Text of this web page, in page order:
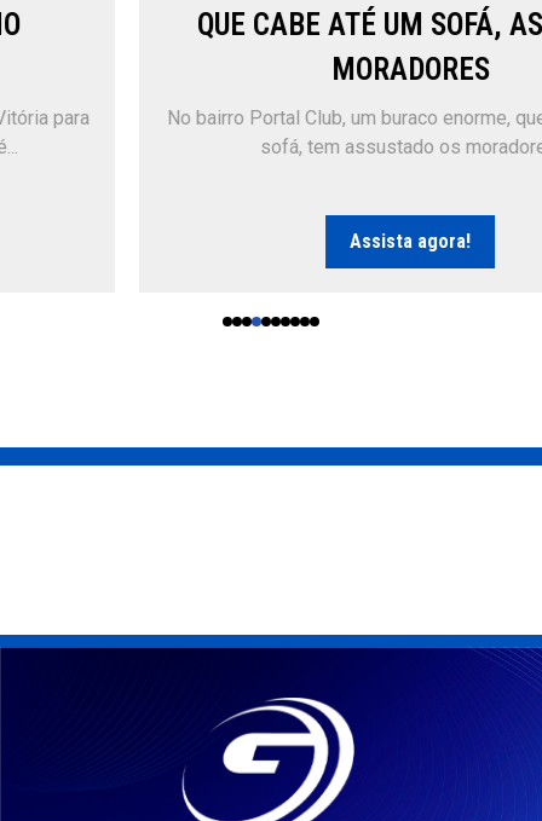
QUE CABE ATÉ UM SOFÁ, ASSUSTA
MORADORES
No bairro Portal Club, um buraco enorme, que cabe até um
sofá, tem assustado os moradores.